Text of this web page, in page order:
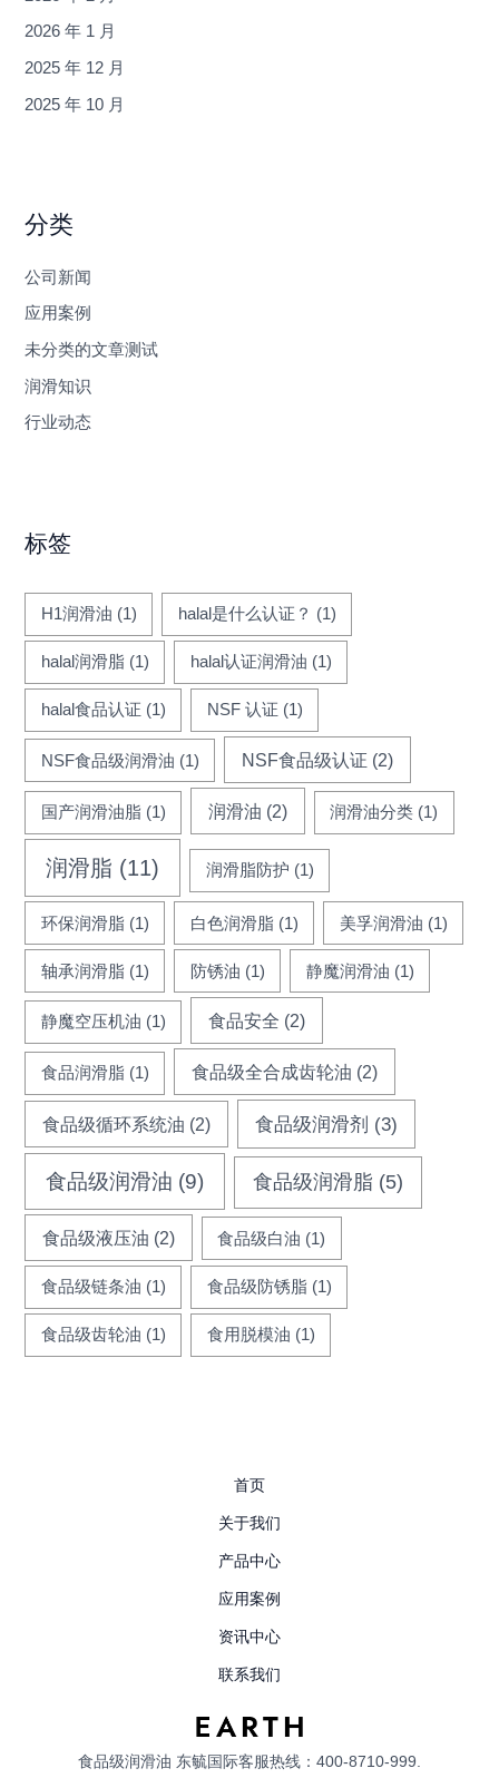
2026 年 1 月
2025 年 12 月
2025 年 10 月
分类
公司新闻
应用案例
未分类的文章测试
润滑知识
行业动态
标签
H1润滑油 (1) halal是什么认证？ (1)
halal润滑脂 (1) halal认证润滑油 (1)
halal食品认证 (1) NSF 认证 (1)
NSF食品级润滑油 (1) NSF食品级认证 (2)
国产润滑油脂 (1) 润滑油 (2) 润滑油分类 (1)
润滑脂 (11) 润滑脂防护 (1)
环保润滑脂 (1) 白色润滑脂 (1) 美孚润滑油 (1)
轴承润滑脂 (1) 防锈油 (1) 静魔润滑油 (1)
静魔空压机油 (1) 食品安全 (2)
食品润滑脂 (1) 食品级全合成齿轮油 (2)
食品级循环系统油 (2) 食品级润滑剂 (3)
食品级润滑油 (9) 食品级润滑脂 (5)
食品级液压油 (2) 食品级白油 (1)
食品级链条油 (1) 食品级防锈脂 (1)
食品级齿轮油 (1) 食用脱模油 (1)
首页
关于我们
产品中心
应用案例
资讯中心
联系我们
食品级润滑油 东毓国际客服热线：400-8710-999.